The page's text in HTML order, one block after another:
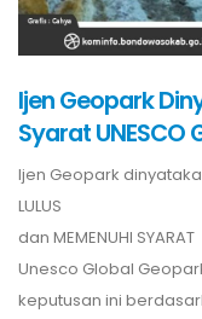
Ijen Geopark
Syarat UNESCO
Ijen Geopark
LULUS
dan MEMENUHI SYARAT
Unesco Global
keputusan ini